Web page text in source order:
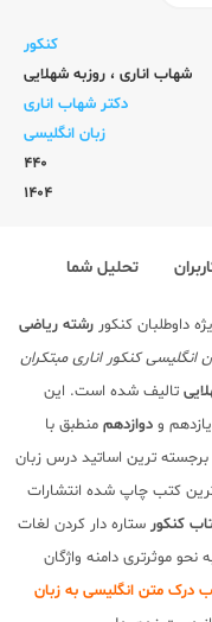
کنکور
شهاب اناری ، روزبه شهلایی
دکتر شهاب اناری
زبان انگلیسی
440
1404
تحلیل شما
داوطلبان کنکور رشته ریاضی
انگلیسی کنکور اناری مبتکران
تالیف شده است. این
و دوازدهم منطبق با
ترین اساتید درس زبان
کتب چاپ شده انتشارات
کنکور ستاره دار کردن لغات
موثرتری دامنه واژگان
درک متن انگلیسی به زبان